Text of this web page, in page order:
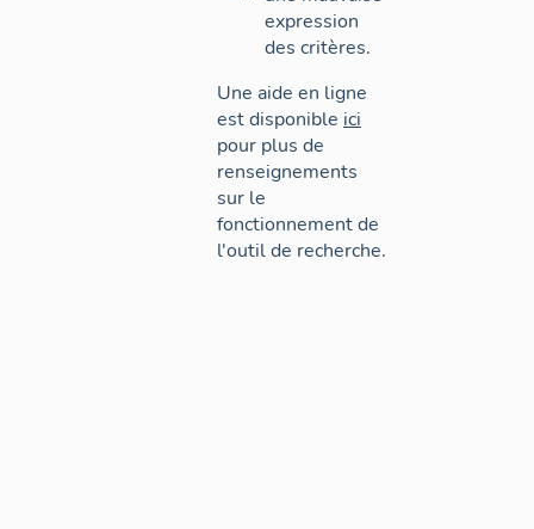
expression
des critères.
Une aide en ligne
est disponible ici
pour plus de
renseignements
sur le
fonctionnement de
l'outil de recherche.